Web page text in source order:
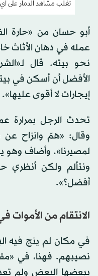
تغلب مشاهد الدمار على أي
أبو حسان من «حارة
عمله في دهان الأثاث
نحو بيته. قال
الأفضل أن أسكن في
إيجارات لا أقوى عليها».
تحدث الرجل بمرارة
وقال: «همّ وانزاح عن
لمصيرنا». وأضاف وهو
ونتألم ولكن
أفضل؟».
الانتقام من الأموات
في مكان لم ينج فيه
نصيبهم. فهنا، في
ببعضها البعض ولم